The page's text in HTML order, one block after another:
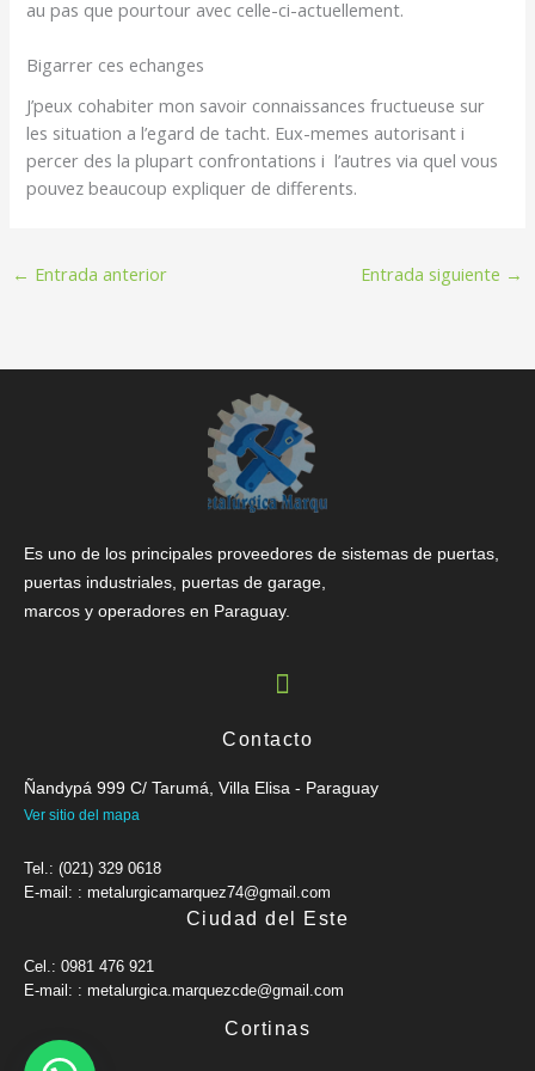
au pas que pourtour avec celle-ci-actuellement.
Bigarrer ces echanges
J’peux cohabiter mon savoir connaissances fructueuse sur
les situation a l’egard de tacht. Eux-memes autorisant i
percer des la plupart confrontations i l’autres via quel vous
pouvez beaucoup expliquer de differents.
← Entrada anterior Entrada siguiente →
Es uno de los principales proveedores de sistemas de puertas,
puertas industriales, puertas de garage,
marcos y operadores en Paraguay.
Contacto
Ñandypá 999 C/ Tarumá, Villa Elisa - Paraguay
Ver sitio del mapa
Tel.: (021) 329 0618
E-mail: : metalurgicamarquez74@gmail.com
Ciudad del Este
Cel.: 0981 476 921
E-mail: : metalurgica.marquezcde@gmail.com
Cortinas